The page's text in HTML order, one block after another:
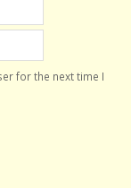
for the next time I